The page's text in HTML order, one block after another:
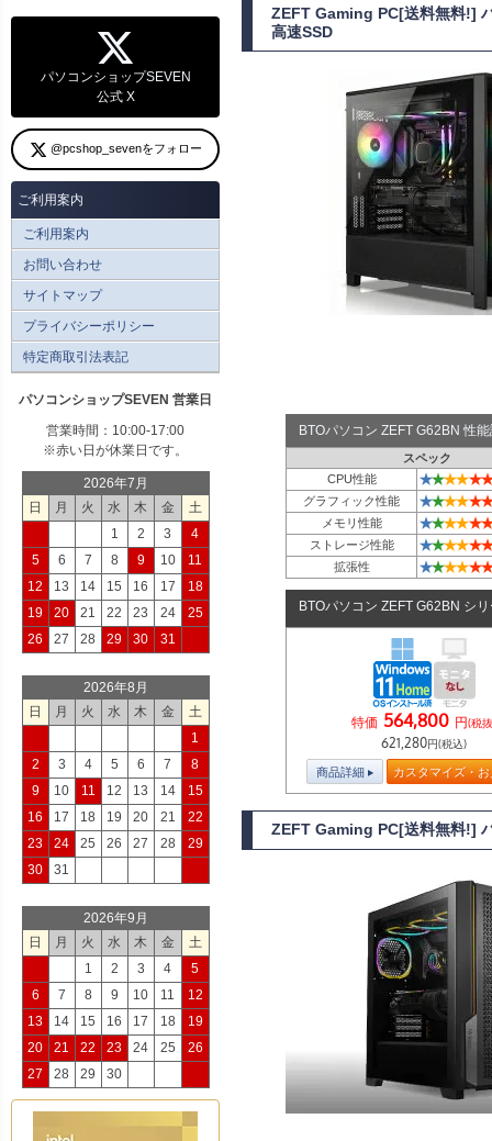
ZEFT Gaming PC[送料無料!]
高速SSD
BTOパソコン ZEFT G62BN 性
スペック
CPU性能
★★★★★★
グラフィック性能 ★★★★★★
メモリ性能 ★★★★★★
ストレージ性能 ★★★★★★
拡張性 ★★★★★★
BTOパソコン ZEFT G62BN シ
特価 564,800 円(税
621,280円(税込)
商品詳細 カスタマイズ・
ZEFT Gaming PC[送料無料!]
パソコンショップSEVEN
公式 X
@pcshop_sevenをフォロー
ご利用案内
ご利用案内
お問い合わせ
サイトマップ
プライバシーポリシー
特定商取引法表記
パソコンショップSEVEN 営業日
営業時間：10:00-17:00
※赤い日が休業日です。
2026年7月
日
月 火 水 木 金
土
1
2 3
4
5
6 7 8 9 10
11
12
13 14 15 16 17
18
19
20 21 22 23 24
25
26
27 28 29 30 31
2026年8月
日
月 火 水 木 金
土
1
2
3 4 5 6 7
8
9
10 11 12 13 14
15
16
17 18 19 20 21
22
23
24 25 26 27 28
29
30
31
2026年9月
日
月 火 水 木 金
土
1
2 3 4
5
6
7 8 9 10 11
12
13
14 15 16 17 18
19
20
21 22 23 24 25
26
27
28 29 30